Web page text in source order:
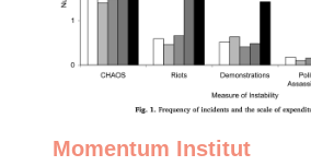
Momentum Institut